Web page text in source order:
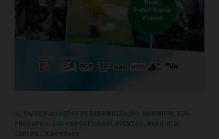
21/04/2026 em AÇÕES DE SENSIBILIZAÇÃO, AMBIENTE, ECO-
FREGUESIA, ECO-FREGUESIA XXI, EVENTOS, PARQUE D.
CARLOS I, SOCIEDADE